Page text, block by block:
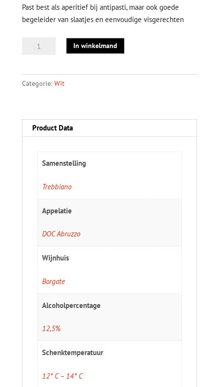
Past best als aperitief bij antipasti, maar ook goede
begeleider van slaatjes en eenvoudige visgerechten
aantal
In winkelmand
Categorie: Wit
Product Data
Samenstelling
Trebbiano
Appelatie
DOC Abruzzo
Wijnhuis
Borgate
Alcoholpercentage
12,5%
Schenktemperatuur
12° C – 14° C